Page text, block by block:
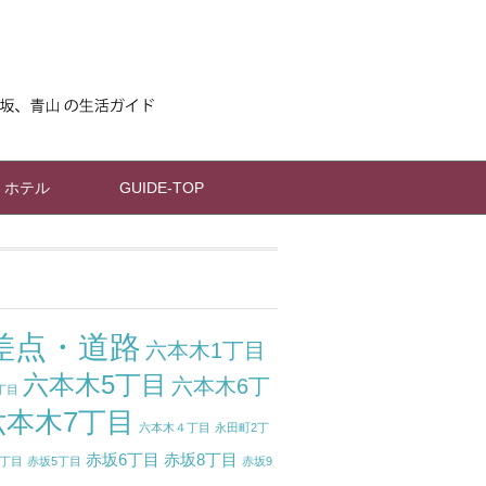
ホテル GUIDE-TOP
点・道路 六本木1丁目
目 六本木5丁目 六本木6丁
木7丁目 六本木４丁目 永田町2丁
目 赤坂5丁目 赤坂6丁目 赤坂8丁目 赤坂9